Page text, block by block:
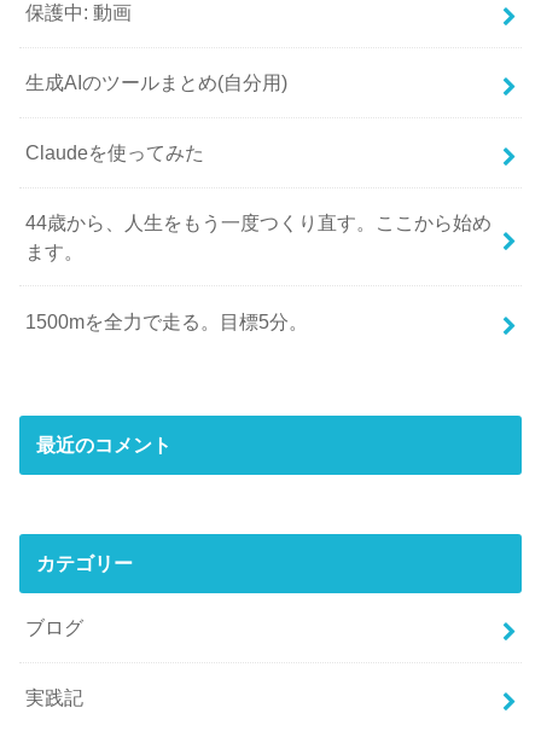
保護中: 動画
生成AIのツールまとめ(自分用)
Claudeを使ってみた
44歳から、人生をもう一度つくり直す。ここから始め
ます。
1500mを全力で走る。目標5分。
最近のコメント
カテゴリー
ブログ
実践記